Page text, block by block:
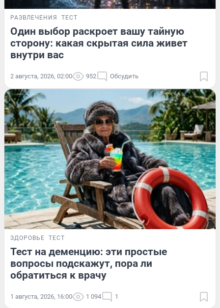
РАЗВЛЕЧЕНИЯ ТЕСТ
Один выбор раскроет вашу тайную
сторону: какая скрытая сила живет
внутри вас
2 августа, 2026, 02:00 952 Обсудить
ЗДОРОВЬЕ ТЕСТ
Тест на деменцию: эти простые
вопросы подскажут, пора ли
обратиться к врачу
1 августа, 2026, 16:00 1 094 1